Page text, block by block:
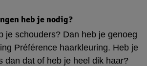
heb je nodig?
je schouders? Dan heb je genoeg
Préférence haarkleuring. Heb je
dan dat of heb je heel dik haar?